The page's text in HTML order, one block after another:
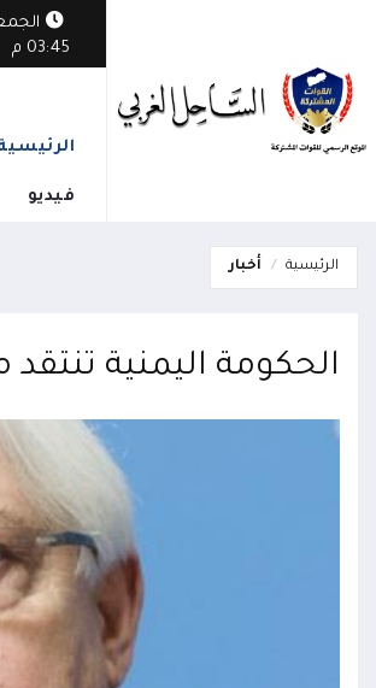
03:45 م
فيديو
الرئيسية أخبار
الحكومة اليمنية